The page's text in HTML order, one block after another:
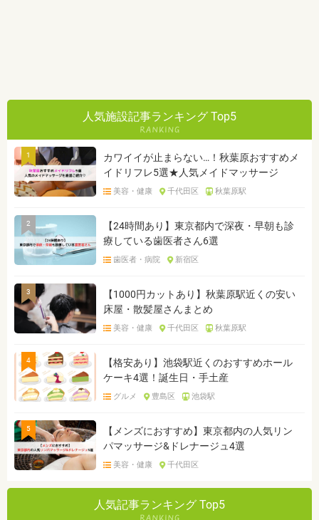
人気施設記事ランキング Top5
1
カワイイが止まらない…！秋葉原おすすめメ
イドリフレ5選★人気メイドマッサージ
美容・健康 千代田区 秋葉原駅
2
【24時間あり】東京都内で深夜・早朝も診
療している歯医者さん6選
歯医者・病院 新宿区
3
【1000円カットあり】秋葉原駅近くの安い
床屋・散髪屋さんまとめ
美容・健康 千代田区 秋葉原駅
4
【格安あり】池袋駅近くのおすすめホール
ケーキ4選！誕生日・手土産
グルメ 豊島区 池袋駅
5
【メンズにおすすめ】東京都内の人気リン
パマッサージ&ドレナージュ4選
美容・健康 千代田区
人気記事ランキング Top5